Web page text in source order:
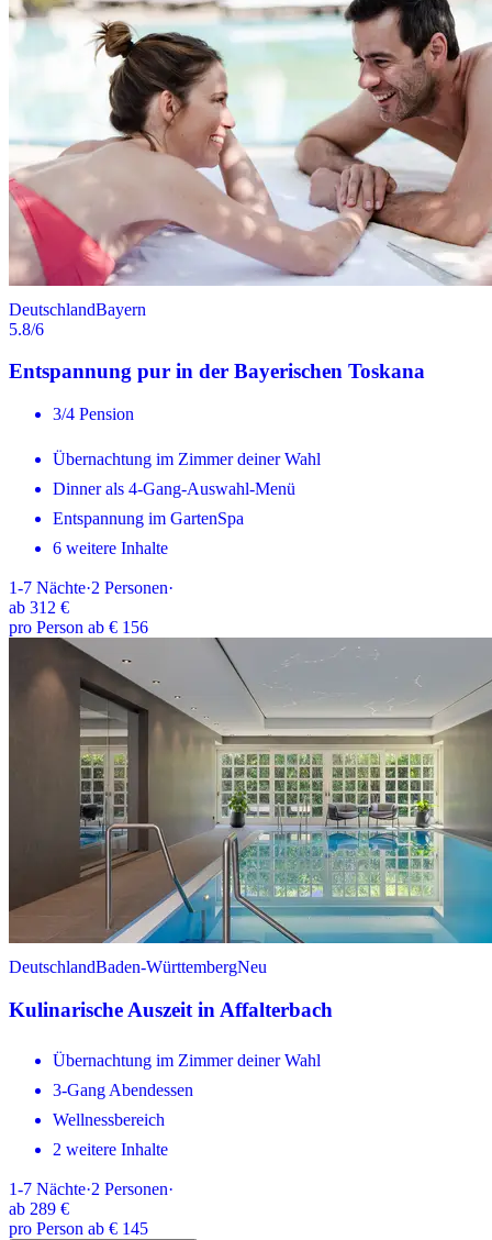
DeutschlandBayern
5.8/6
Entspannung pur in der Bayerischen Toskana
3/4 Pension
Übernachtung im Zimmer deiner Wahl
Dinner als 4-Gang-Auswahl-Menü
Entspannung im GartenSpa
6 weitere Inhalte
1-7 Nächte·2 Personen·
ab 312 €
pro Person ab € 156
DeutschlandBaden-WürttembergNeu
Kulinarische Auszeit in Affalterbach
Übernachtung im Zimmer deiner Wahl
3-Gang Abendessen
Wellnessbereich
2 weitere Inhalte
1-7 Nächte·2 Personen·
ab 289 €
pro Person ab € 145